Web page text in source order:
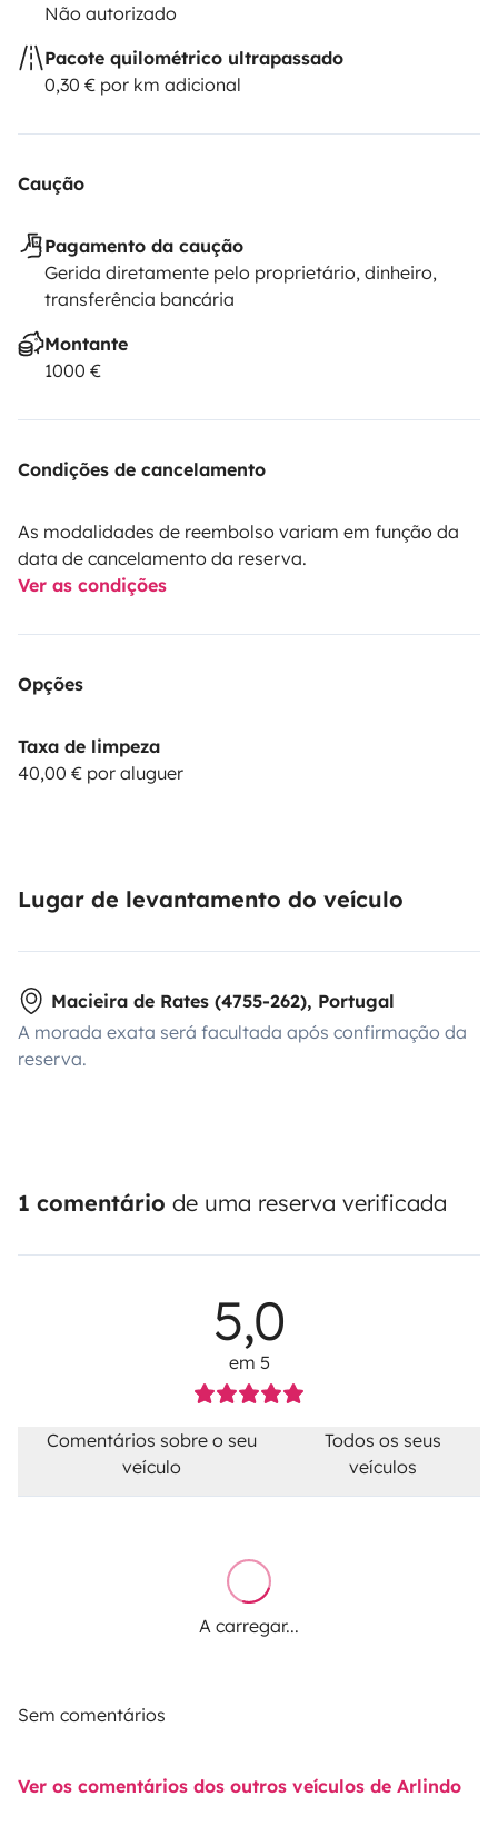
Não autorizado
Pacote quilométrico ultrapassado
0,30 € por km adicional
Caução
Pagamento da caução
Gerida diretamente pelo proprietário, dinheiro,
transferência bancária
Montante
1000 €
Condições de cancelamento
As modalidades de reembolso variam em função da
data de cancelamento da reserva.
Ver as condições
Opções
Taxa de limpeza
40,00 € por aluguer
Lugar de levantamento do veículo
Macieira de Rates (4755-262), Portugal
A morada exata será facultada após confirmação da
reserva.
1 comentário de uma reserva verificada
5,0
em 5
Comentários sobre o seu
veículo
Todos os seus
veículos
A carregar...
Sem comentários
Ver os comentários dos outros veículos de Arlindo